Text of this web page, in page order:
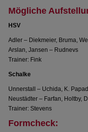
Mögliche
HSV
Adler – Diekmeier, Bruma,
Arslan, Jansen – Rudnevs
Trainer: Fink
Schalke
Unnerstall – Uchida, K.
Neustädter – Farfan, Holtby,
Trainer: Stevens
Formcheck: